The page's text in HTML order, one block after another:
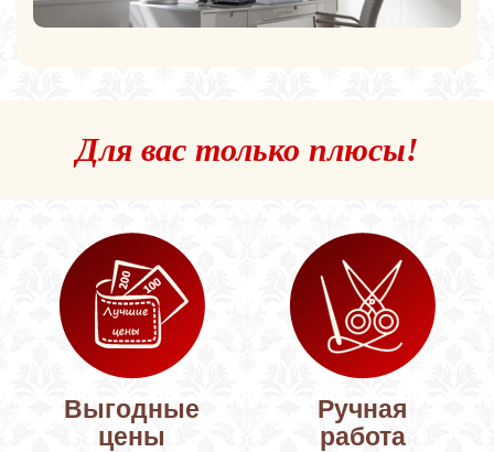
Для вас только плюсы!
Выгодные
цены
Ручная
работа